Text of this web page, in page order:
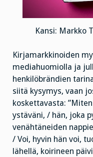
Kansi: Markko
Kirjamarkkinoiden
mediahuomiolla ja
henkilöbrändien
siitä kysymys, vaan
koskettavasta:
ystäväni, / hän, joka
venähtäneiden
/ Voi, hyvin hän voi,
lähellä, koirineen